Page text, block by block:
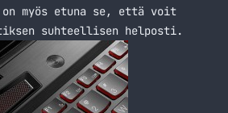
on myös etuna se, että voit
suhteellisen helposti.